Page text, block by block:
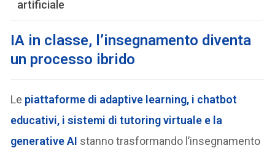
artificiale
IA in classe, l’insegnamento diventa
un processo ibrido
Le piattaforme di adaptive learning, i chatbot
educativi, i sistemi di tutoring virtuale e la
generative AI stanno trasformando l’insegnamento